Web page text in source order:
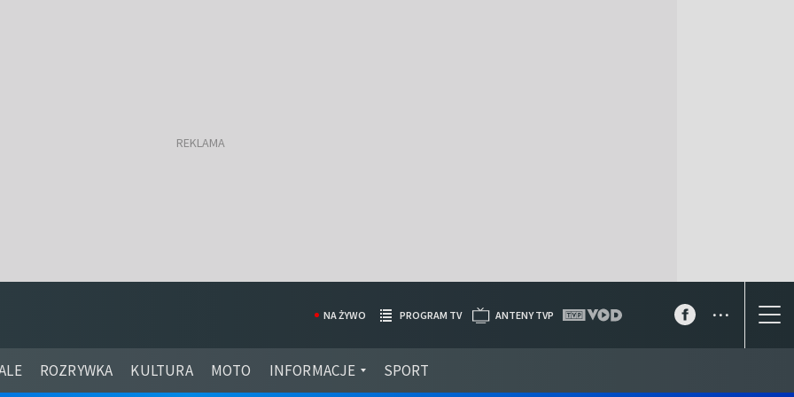
ROZRYWKA KULTURA MOTO INFORMACJE SPORT
NA ŻYWO PROGRAM TV ANTENY TVP ...